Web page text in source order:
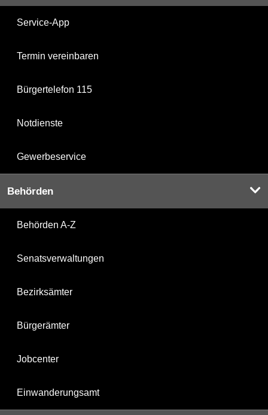
Service-App
Termin vereinbaren
Bürgertelefon 115
Notdienste
Gewerbeservice
Behörden
Behörden A-Z
Senatsverwaltungen
Bezirksämter
Bürgerämter
Jobcenter
Einwanderungsamt